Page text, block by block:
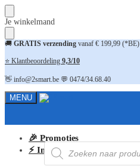
Skip
to
navigation
Skip
to
content
Je winkelmand
🚚 GRATIS verzending vanaf € 199,99 (*BE)
⭐ Klantbeoordeling 9,3/10
👋 info@2smart.be 💬 0474/34.68.40
MENU
Producten
zoeken
🎉 Promoties
⚡ Installatiematerialen